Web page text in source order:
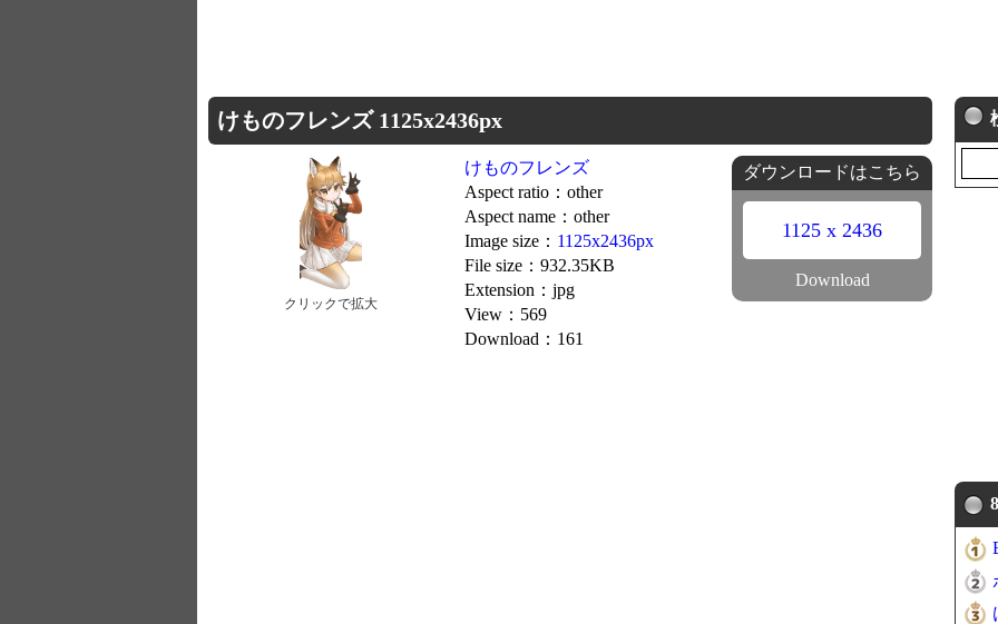
けものフレンズ 1125x2436px
クリックで拡大
けものフレンズ
Aspect ratio：other
Aspect name：other
Image size： 1125x2436px
File size：932.35KB
Extension：jpg
View：569
Download：161
ダウンロードはこちら
1125 x 2436
Download